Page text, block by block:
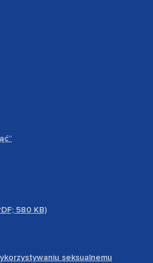
580 KB)
seksualnemu